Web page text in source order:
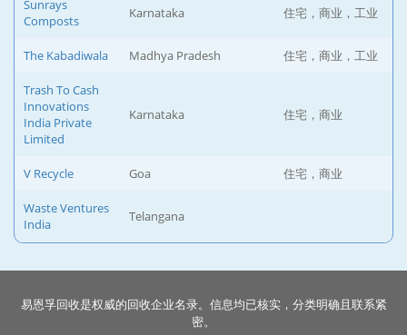
Sunrays
Composts
Karnataka 住宅，商业，工业
The Kabadiwala Madhya Pradesh 住宅，商业，工业
Trash To Cash
Innovations
India Private
Limited
Karnataka 住宅，商业
V Recycle Goa 住宅，商业
Waste Ventures
India
Telangana
易恩孚回收是权威的回收企业名录。信息均已核实，分类明确且联系紧
密。